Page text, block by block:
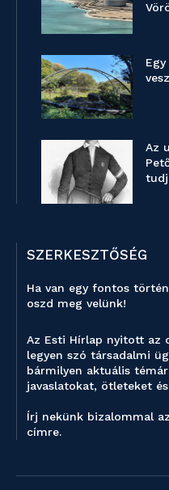
Az
SZERKESZTŐSÉG
Ha van egy fontos
oszd meg velünk!
Az Esti Hírlap nyitott az
legyen szó társadalmi
bármilyen aktuális
javaslatokat, ötleteket
Írj nekünk bizalommal
címre.